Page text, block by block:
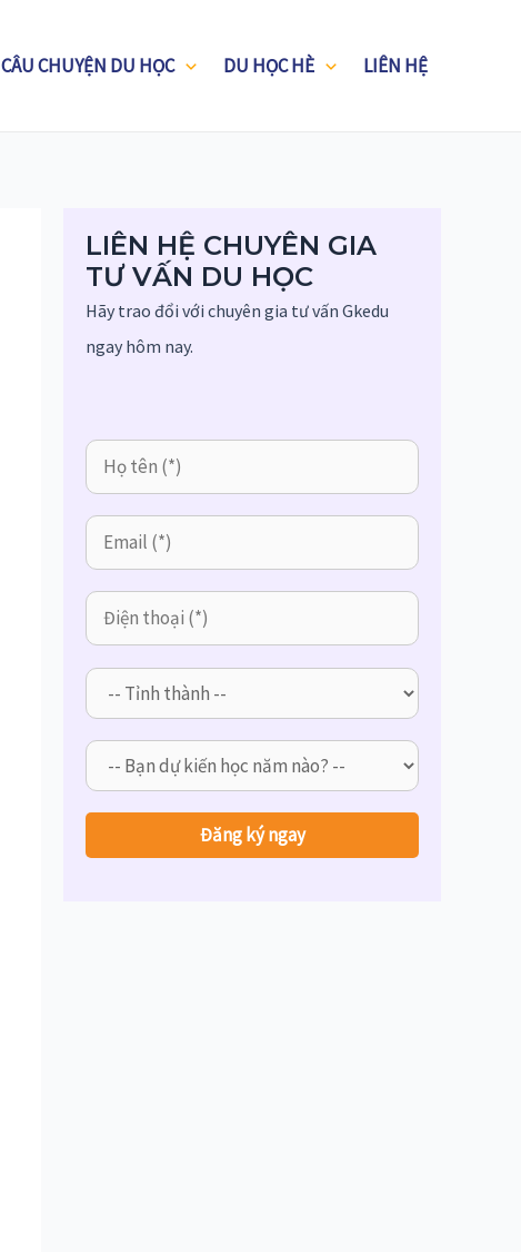
CÂU CHUYỆN DU HỌC DU HỌC HÈ LIÊN HỆ
LIÊN HỆ CHUYÊN GIA
TƯ VẤN DU HỌC
Hãy trao đổi với chuyên gia tư vấn Gkedu
ngay hôm nay.